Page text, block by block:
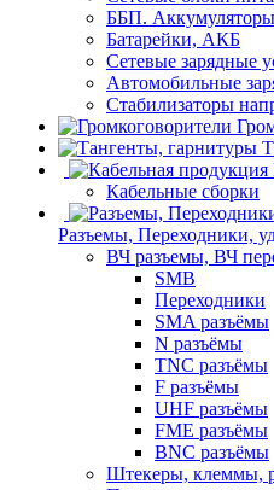
ББП. Аккумуляторы
Батарейки, АКБ
Сетевые зарядные
Автомобильные
Стабилизаторы
Кабельные сборки
Разъемы, Переходники,
ВЧ разъемы, ВЧ
SMB
Переходники
SMA разъёмы
N разъёмы
TNC разъёмы
F разъёмы
UHF разъёмы
FME разъёмы
BNC разъёмы
Штекеры, клеммы,